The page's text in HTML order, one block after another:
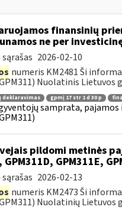
finansinių
ne per
2026-02-10
numeris KM2481 Ši
Nuolatinis Lietuvos
deklaravimas gpmį 17 str 1 d 30 p
samprata, pajamos
pildomi metinės
GPM311D, GPM311E,
2026-02-13
numeris KM2473 Ši
Nuolatinių Lietuvos